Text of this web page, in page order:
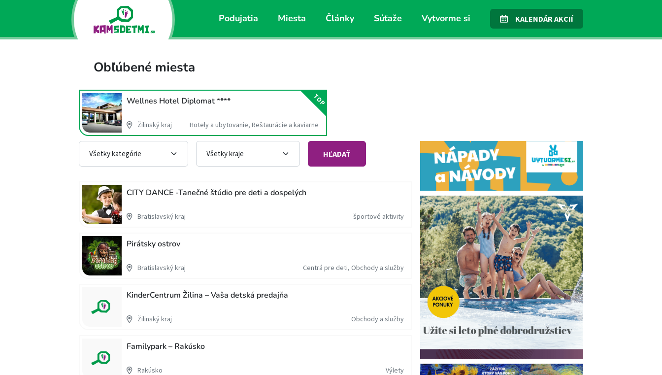
Podujatia Miesta Články Súťaže Vytvorme si KALENDÁR AKCIÍ
Obľúbené miesta
Wellnes Hotel Diplomat ****
Žilinský kraj Hotely a ubytovanie, Reštaurácie a kaviarne
TOP
HĽADAŤ
CITY DANCE -Tanečné štúdio pre deti a dospelých
Bratislavský kraj športové aktivity
Pirátsky ostrov
Bratislavský kraj Centrá pre deti, Obchody a služby
KinderCentrum Žilina – Vaša detská predajňa
Žilinský kraj Obchody a služby
Familypark – Rakúsko
Rakúsko Výlety